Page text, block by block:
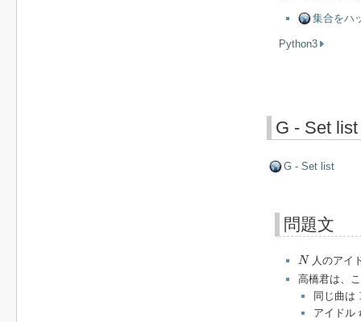
集合をハ
Python3
G - Set list
G - Set list
問題文
N
N 人のアイ
高橋君は、
同じ曲は
アイドル